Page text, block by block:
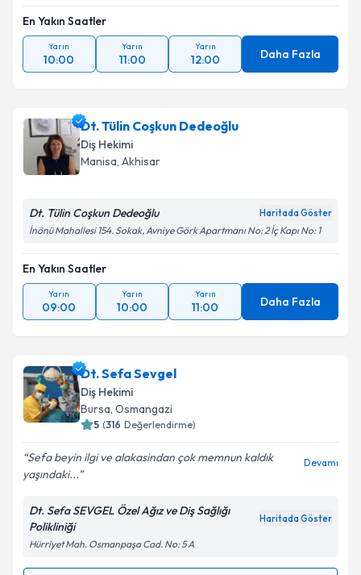
En Yakın Saatler
Yarın
10:00
Yarın
11:00
Yarın
12:00 Daha Fazla
Dt. Tülin Coşkun Dedeoğlu
Diş Hekimi
Manisa, Akhisar
Dt. Tülin Coşkun Dedeoğlu Haritada Göster
İnönü Mahallesi 154. Sokak, Avniye Görk Apartmanı No: 2 İç Kapı No: 1
En Yakın Saatler
Yarın
09:00
Yarın
10:00
Yarın
11:00 Daha Fazla
Dt. Sefa Sevgel
Diş Hekimi
Bursa, Osmangazi
5 (316 Değerlendirme)
Sefa beyin ilgi ve alakasindan çok memnun kaldık
yaşındaki...
Devamı
Dt. Sefa SEVGEL Özel Ağız ve Diş Sağlığı
Polikliniği
Haritada Göster
Hürriyet Mah. Osmanpaşa Cad. No: 5 A